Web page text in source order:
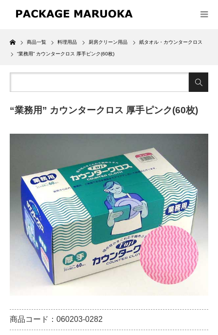
Home
商品一覧 料理用品 厨房クリーン用品 紙タオル・カウンタークロス
“業務用” カウンタークロス 厚手ピンク(60枚)
“業務用” カウンタークロス 厚手ピンク(60枚)
商品コード：060203-0282